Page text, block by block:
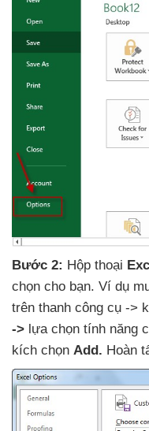
Bước 2: Hộp thoại
chọn cho bạn. Ví dụ
trên thanh công cụ ->
-> lựa chọn tính năng
kích chọn Add. Hoàn